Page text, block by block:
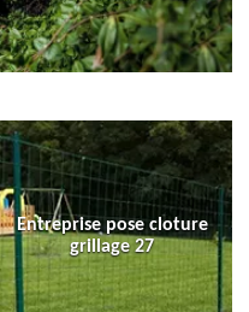
Entreprise pose cloture
grillage 27